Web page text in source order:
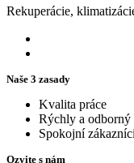
Rekuperácie,
Naše 3 zasady
Kvalita práce
Rýchly a odborný
Spokojní
Ozvite s nám